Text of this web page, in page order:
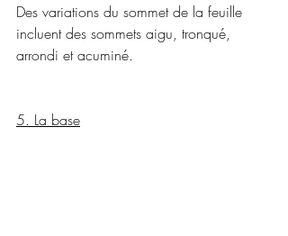
Des variations du sommet de la feuille
incluent des sommets aigu, tronqué,
arrondi et acuminé.
5. La base